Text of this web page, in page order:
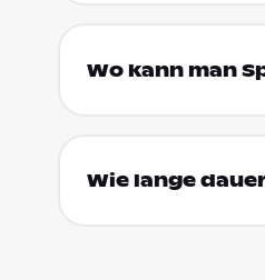
Wo kann man
Wie lange